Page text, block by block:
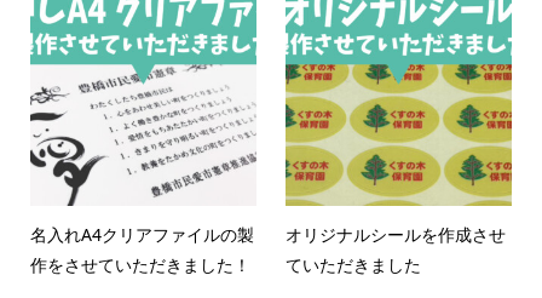
名入れA4クリアファイルの製
作をさせていただきました！
オリジナルシールを作成させ
ていただきました